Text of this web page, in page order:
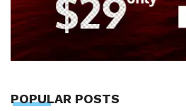
POPULAR POSTS